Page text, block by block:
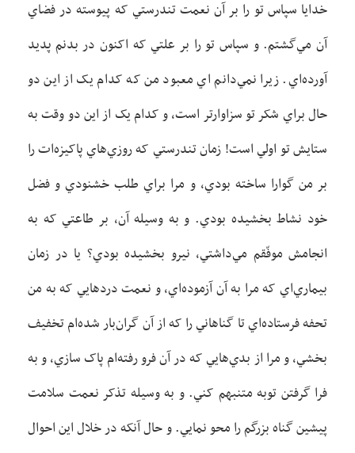
خدايا سپاس تو را بر آن نعمت تندرستي که پيوسته در فضاي
آن مي‌گشتم. و سپاس تو را بر علتي که اکنون در بدنم پديد
آورده‌اي. زيرا نمي‌دانم اي معبود من که کدام يک از اين دو
حال براي شکر تو سزاوارتر است، و کدام يک از اين دو وقت به
ستايش تو اولي است! زمان تندرستي که روزي‌هاي پاکيزه‌ات را
بر من گوارا ساخته بودي، و مرا براي طلب خشنودي و فضل
خود نشاط بخشيده بودي. و به وسيله آن، بر طاعتي که به
انجامش موفّقم مي‌داشتي، نيرو بخشيده بودي؟ يا در زمان
بيماري‌اي که مرا به آن آزموده‌اي، و نعمت دردهايي که به من
تحفه فرستاده‌اي تا گناهاني را که از آن گران‌بار شده‌ام تخفيف
بخشي، و مرا از بدي‌هايي که در آن فرو رفته‌ام پاک سازي، و به
فرا گرفتن توبه متنبهم کني. و به وسيله تذکر نعمت سلامت
پيشين گناه بزرگم را محو نمايي. و حال آنکه در خلال اين احوال